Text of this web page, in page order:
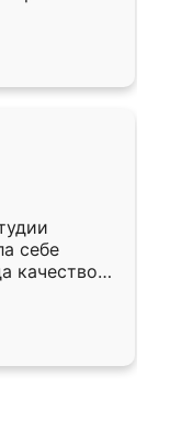
себе
качеством
уже почти